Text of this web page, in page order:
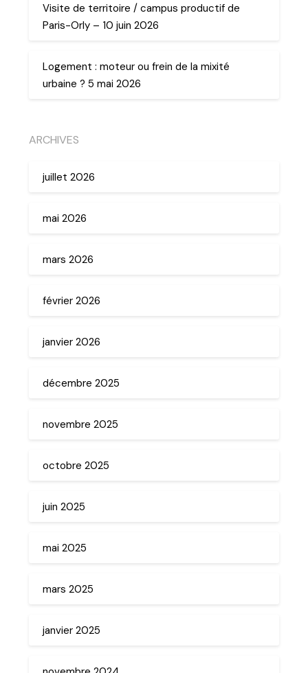
Visite de territoire / campus productif de
Paris-Orly – 10 juin 2026
Logement : moteur ou frein de la mixité
urbaine ? 5 mai 2026
ARCHIVES
juillet 2026
mai 2026
mars 2026
février 2026
janvier 2026
décembre 2025
novembre 2025
octobre 2025
juin 2025
mai 2025
mars 2025
janvier 2025